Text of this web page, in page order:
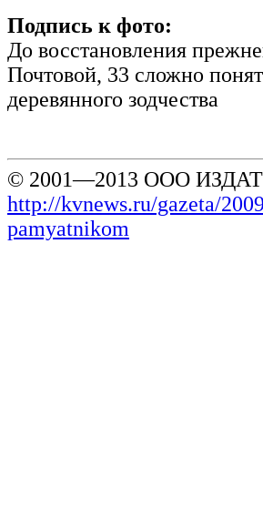
Подпись к фото:
До восстановления
Почтовой, 33 сложно
деревянного зодчества
© 2001—2013 ООО
http://kvnews.ru/gazeta/
pamyatnikom